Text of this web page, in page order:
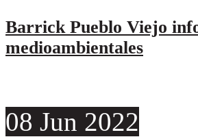
Barrick Pueblo Viejo
medioambientales
08 Jun 2022